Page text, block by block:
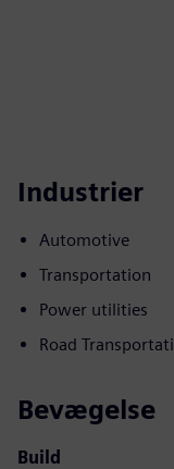
Industrier
Automotive
Transportation
Power utilities
Road
Bevægelse
Build